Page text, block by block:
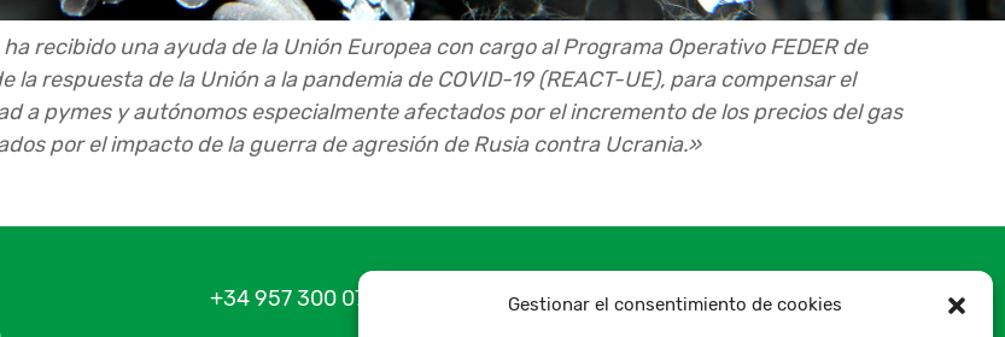
Gestionar el consentimiento de cookies
ha recibido una ayuda de la Unión Europea con cargo al Programa Operativo FEDER de
respuesta de la Unión a la pandemia de COVID-19 (REACT-UE), para compensar el
a pymes y autónomos especialmente afectados por el incremento de los precios del gas
por el impacto de la guerra de agresión de Rusia contra Ucrania.»
+34 957 300 075